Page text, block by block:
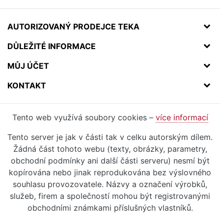
AUTORIZOVANÝ PRODEJCE TEKA
DŮLEŽITÉ INFORMACE
MŮJ ÚČET
KONTAKT
Tento web využívá soubory cookies – více informací
Tento server je jak v části tak v celku autorským dílem.
Žádná část tohoto webu (texty, obrázky, parametry,
obchodní podmínky ani další části serveru) nesmí být
kopírována nebo jinak reprodukována bez výslovného
souhlasu provozovatele. Názvy a označení výrobků,
služeb, firem a společností mohou být registrovanými
obchodními známkami příslušných vlastníků.